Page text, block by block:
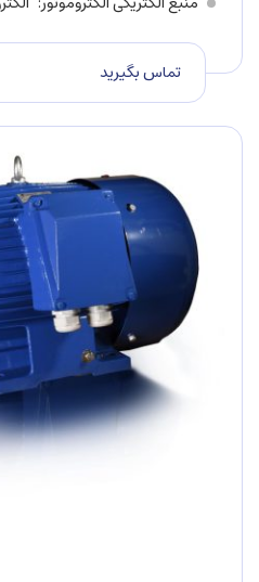
تماس بگیرید